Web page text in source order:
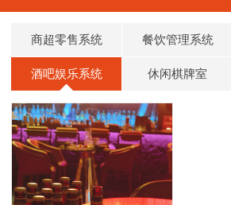
商超零售系统 餐饮管理系统
酒吧娱乐系统 休闲棋牌室